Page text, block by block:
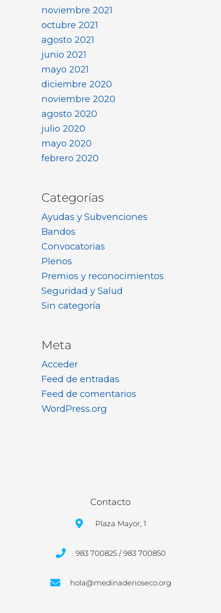
noviembre 2021
octubre 2021
agosto 2021
junio 2021
mayo 2021
diciembre 2020
noviembre 2020
agosto 2020
julio 2020
mayo 2020
febrero 2020
Categorías
Ayudas y Subvenciones
Bandos
Convocatorias
Plenos
Premios y reconocimientos
Seguridad y Salud
Sin categoría
Meta
Acceder
Feed de entradas
Feed de comentarios
WordPress.org
Contacto
Plaza Mayor, 1
983 700825 / 983 700850
hola@medinaderioseco.org